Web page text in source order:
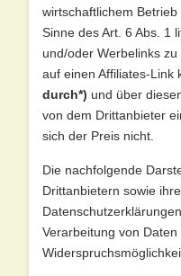
wirtschaftlichem
Sinne des Art. 6 Abs. 1
und/oder Werbelinks
auf einen Affiliates-Link
durch*) und über
von dem Drittanbieter
sich der Preis nicht.
Die nachfolgende
Drittanbietern sowie
Verarbeitung von